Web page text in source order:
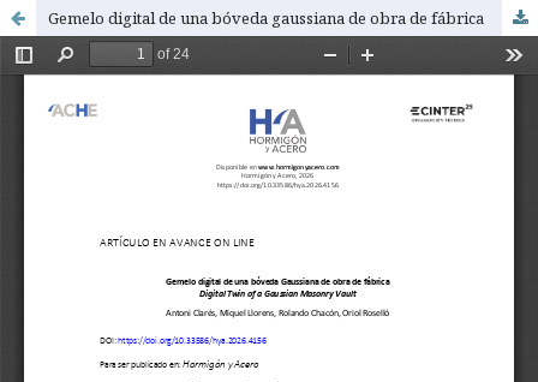
Gemelo digital de una bóveda gaussiana de obra de fábrica